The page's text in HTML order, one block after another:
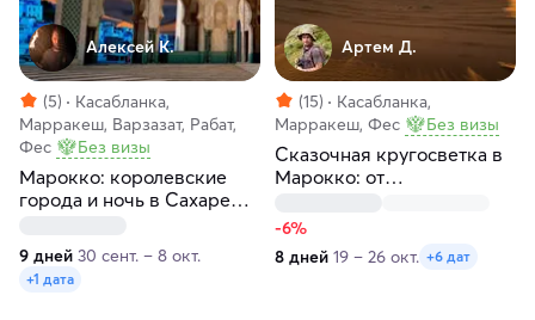
Алексей К.
(5)
Касабланка,
Марракеш, Варзазат, Рабат,
Фес
Без визы
Марокко: королевские
города и ночь в Сахаре
9 дней 30 сент. – 8 окт.
+1 дата
Артем Д.
(15)
Касабланка,
Марракеш, Фес
Без визы
Сказочная кругосветка в
Марокко: от
пустыни Сахары
-6%
8 дней 19 – 26 окт. +6 дат